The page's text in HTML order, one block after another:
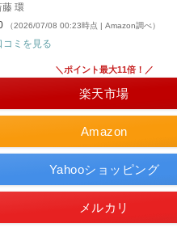
藤 環
（2026/07/08 00:23時点 | Amazon調べ）
コミを見る
Amazon
＼ポイント最大11倍！／
楽天市場
Yahooショッピング
メルカリ